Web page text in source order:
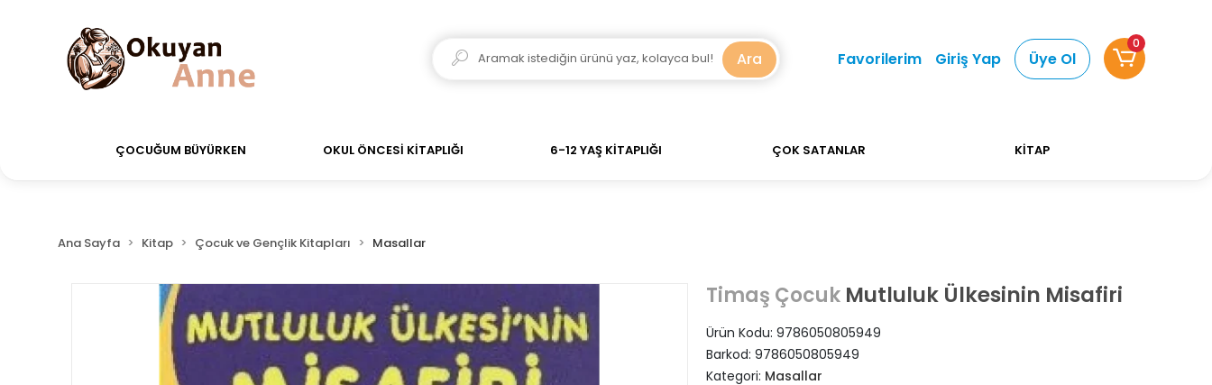
siparişler Aynı Gün Kargo! Saat 11:00'a kadar verdiğiniz siparişler Aynı Gün Kargo! 700 TL Üzeri Alışverişlerinizde Kargo Ücretsiz! Bizi tercih ettiğiniz
Ara Favorilerim Giriş Yap Üye Ol
0
ÇOCUĞUM BÜYÜRKEN OKUL ÖNCESİ KİTAPLIĞI 6-12 YAŞ KİTAPLIĞI ÇOK SATANLAR KİTAP
Ana Sayfa Kitap Çocuk ve Gençlik Kitapları Masallar
Timaş ÇocukMutluluk Ülkesinin Misafiri
Ürün Kodu: 9786050805949
Barkod: 9786050805949
Kategori: Masallar